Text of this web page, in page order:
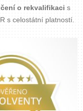
o rekvalifikaci s
s celostátní platností.